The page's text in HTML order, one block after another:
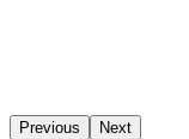
Previous Next